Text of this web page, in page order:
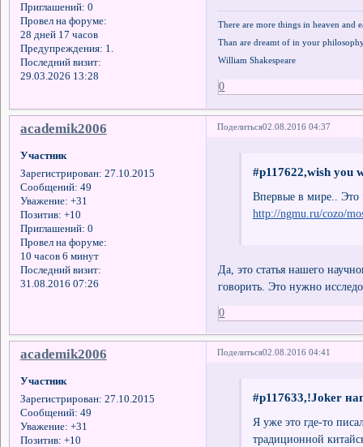
Приглашений: 0
Провел на форуме:
28 дней 17 часов
Предупреждения: 1.
Последний визит:
29.03.2026 13:28
There are more things in heaven and
Than are dreamt of in your
William Shakespeare
0
Поделиться02.08.2016 04:37
academik2006
Участник
Зарегистрирован: 27.10.2015
Сообщений: 49
Уважение: +31
Позитив: +10
Приглашений: 0
Провел на форуме:
10 часов 6 минут
Последний визит:
31.08.2016 07:26
#p117622,wish you
Впервые в мире.. Это
http://ngmu.ru/cozo/
Да, это статья нашего
говорить. Это нужно
0
Поделиться02.08.2016 04:41
academik2006
Участник
Зарегистрирован: 27.10.2015
Сообщений: 49
Уважение: +31
Позитив: +10
#p117633,!Joker
Я уже это где-то
традиционной